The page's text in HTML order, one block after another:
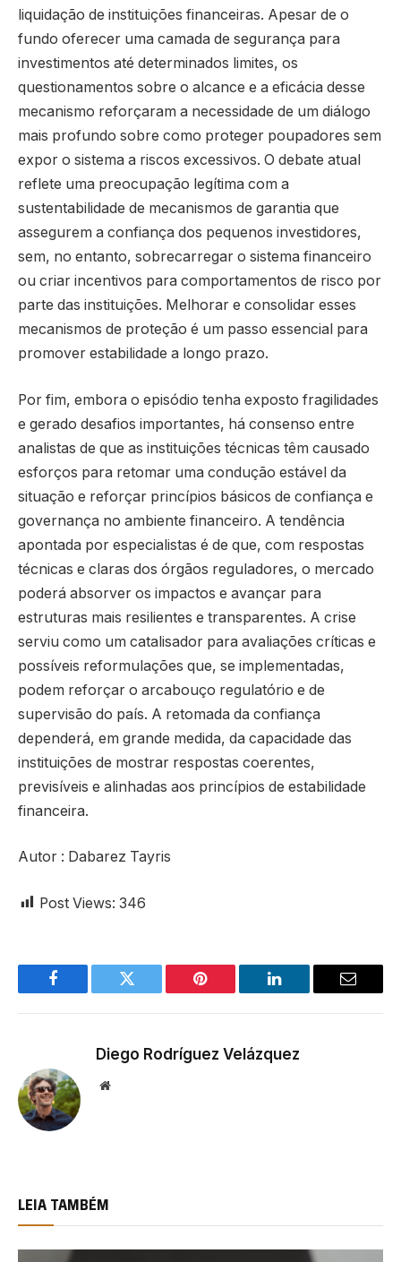
liquidação de instituições financeiras. Apesar de o
fundo oferecer uma camada de segurança para
investimentos até determinados limites, os
questionamentos sobre o alcance e a eficácia desse
mecanismo reforçaram a necessidade de um diálogo
mais profundo sobre como proteger poupadores sem
expor o sistema a riscos excessivos. O debate atual
reflete uma preocupação legítima com a
sustentabilidade de mecanismos de garantia que
assegurem a confiança dos pequenos investidores,
sem, no entanto, sobrecarregar o sistema financeiro
ou criar incentivos para comportamentos de risco por
parte das instituições. Melhorar e consolidar esses
mecanismos de proteção é um passo essencial para
promover estabilidade a longo prazo.
Por fim, embora o episódio tenha exposto fragilidades
e gerado desafios importantes, há consenso entre
analistas de que as instituições técnicas têm causado
esforços para retomar uma condução estável da
situação e reforçar princípios básicos de confiança e
governança no ambiente financeiro. A tendência
apontada por especialistas é de que, com respostas
técnicas e claras dos órgãos reguladores, o mercado
poderá absorver os impactos e avançar para
estruturas mais resilientes e transparentes. A crise
serviu como um catalisador para avaliações críticas e
possíveis reformulações que, se implementadas,
podem reforçar o arcabouço regulatório e de
supervisão do país. A retomada da confiança
dependerá, em grande medida, da capacidade das
instituições de mostrar respostas coerentes,
previsíveis e alinhadas aos princípios de estabilidade
financeira.
Autor : Dabarez Tayris
Post Views: 346
Facebook Twitter Pinterest LinkedIn Email
Diego Rodríguez Velázquez
Website
LEIA TAMBÉM